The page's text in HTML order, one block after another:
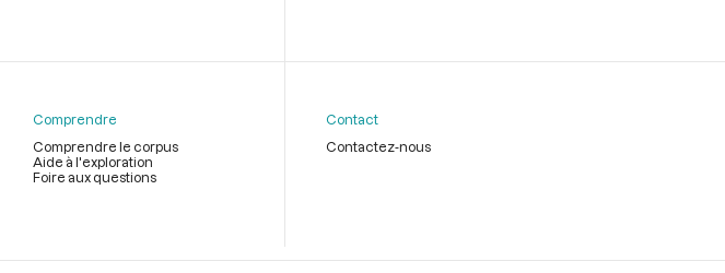
page
Comprendre
Comprendre le corpus
Aide à l'exploration
Foire aux questions
Contact
Contactez-nous